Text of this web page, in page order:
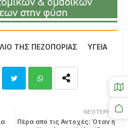
ΤΗΣ ΠΕΖΟΠΟΡΙΑΣ ΥΓΕΙΑ
tter ats
ΝΕΌΤΕΡΗ
Πέρα από τις Αντοχές: Όταν η